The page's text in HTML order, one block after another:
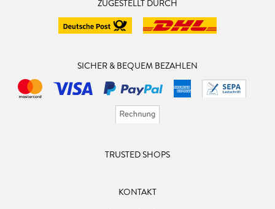
ZUGESTELLT DURCH
SICHER & BEQUEM BEZAHLEN
TRUSTED SHOPS
KONTAKT